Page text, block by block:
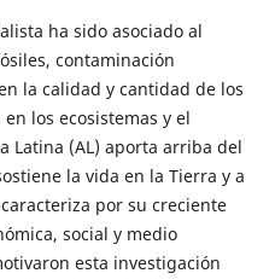
ha sido asociado al
contaminación
la calidad y cantidad de los
los ecosistemas y el
Latina (AL) aporta arriba del
la vida en la Tierra y a
por su creciente
social y medio
esta investigación